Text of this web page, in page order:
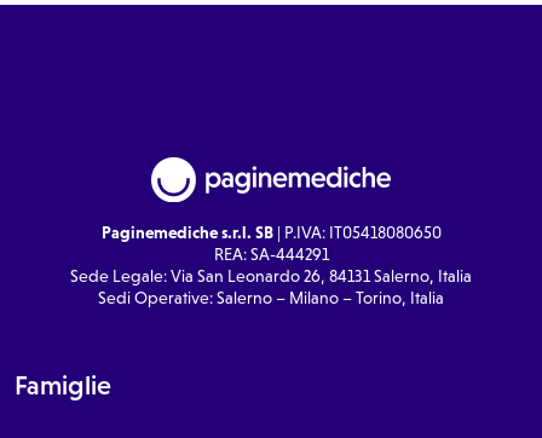
Paginemediche s.r.l. SB| P.IVA: IT05418080650
REA: SA-444291
Sede Legale: Via San Leonardo 26, 84131 Salerno, Italia
Sedi Operative: Salerno – Milano – Torino, Italia
Famiglie